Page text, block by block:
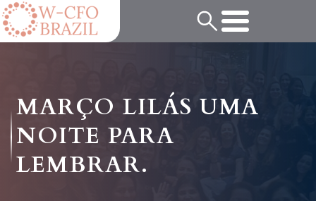
MARÇO LILÁS UMA
NOITE PARA
LEMBRAR.